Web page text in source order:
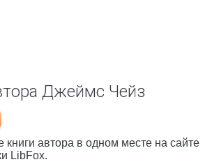
Джеймс Чейз
автора в одном месте на сайте
LibFox.